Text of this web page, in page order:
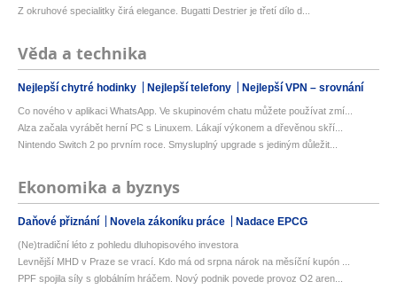
Z okruhové specialitky čirá elegance. Bugatti Destrier je třetí dílo d...
Věda a technika
Nejlepší chytré hodinky Nejlepší telefony Nejlepší VPN – srovnání
Co nového v aplikaci WhatsApp. Ve skupinovém chatu můžete používat zmí...
Alza začala vyrábět herní PC s Linuxem. Lákají výkonem a dřevěnou skří...
Nintendo Switch 2 po prvním roce. Smysluplný upgrade s jediným důležit...
Ekonomika a byznys
Daňové přiznání Novela zákoníku práce Nadace EPCG
(Ne)tradiční léto z pohledu dluhopisového investora
Levnější MHD v Praze se vrací. Kdo má od srpna nárok na měsíční kupón ...
PPF spojila síly s globálním hráčem. Nový podnik povede provoz O2 aren...